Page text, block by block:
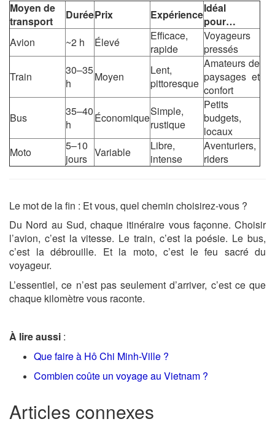
Moyen de
transport
DuréePrix ExpérienceIdéal
pour…
Avion
~2 h Élevé
Efficace,
rapide
Voyageurs
pressés
Train
30–35
h
Moyen
Lent,
pittoresque
Amateurs de
paysages et
confort
Bus
35–40
h
ÉconomiqueSimple,
rustique
Petits
budgets,
locaux
Moto
5–10
jours Variable
Libre,
intense
Aventuriers,
riders
Le mot de la fin : Et vous, quel chemin choisirez-vous ?
Du Nord au Sud, chaque itinéraire vous façonne. Choisir
l’avion, c’est la vitesse. Le train, c’est la poésie. Le bus,
c’est la débrouille. Et la moto, c’est le feu sacré du
voyageur.
L’essentiel, ce n’est pas seulement d’arriver, c’est ce que
chaque kilomètre vous raconte.
À lire aussi :
Que faire à Hô Chi Minh-Ville ?
Combien coûte un voyage au Vietnam ?
Articles connexes